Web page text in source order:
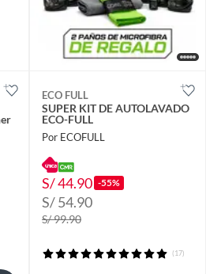
ECO FULL
SUPER KIT DE AUTOLAVADO
ECO-FULL
Por ECOFULL
S/ 44.90 -55%
S/ 54.90
S/ 99.90
(17)